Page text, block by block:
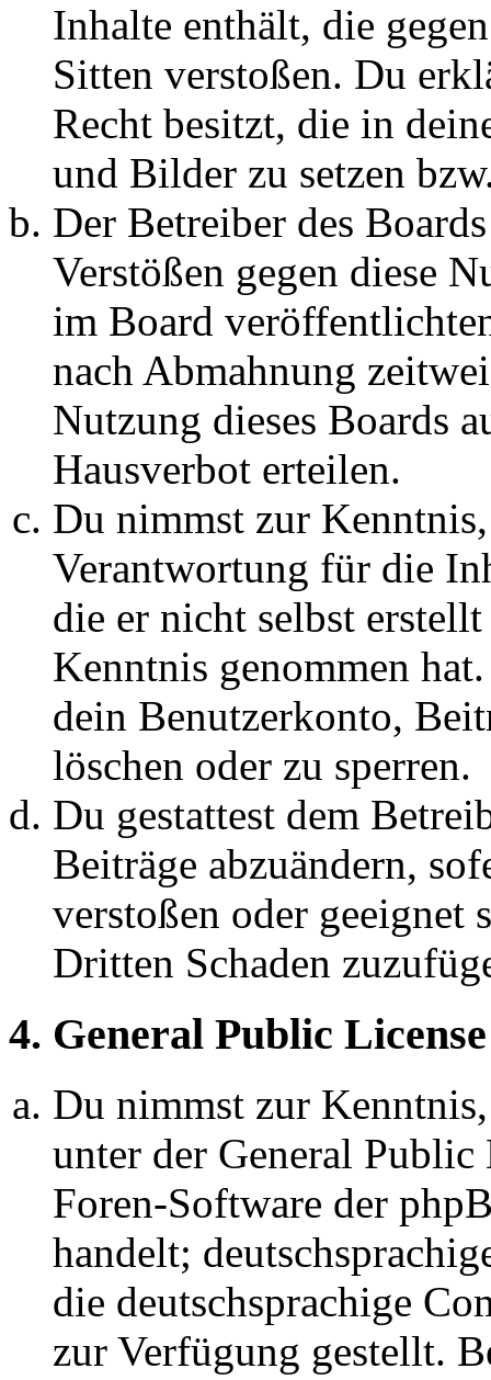
Inhalte enthält, die
Sitten verstoßen. Du
Recht besitzt, die in
und Bilder zu setzen
Der Betreiber des
Verstößen gegen diese
im Board
nach Abmahnung
Nutzung dieses Boards
Hausverbot erteilen.
Du nimmst zur
Verantwortung für die
die er nicht selbst
Kenntnis genommen
dein Benutzerkonto,
löschen oder zu sperren.
Du gestattest dem
Beiträge abzuändern,
verstoßen oder geeignet
Dritten Schaden
4. General Public License
Du nimmst zur
unter der General
Foren-Software der
handelt;
die deutschsprachige
zur Verfügung gestellt.